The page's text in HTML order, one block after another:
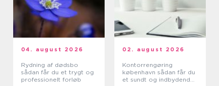
04. august 2026
Rydning af dødsbo
sådan får du et trygt og
professionelt forløb
02. august 2026
Kontorrengøring
københavn sådan får du
et sundt og indbydende